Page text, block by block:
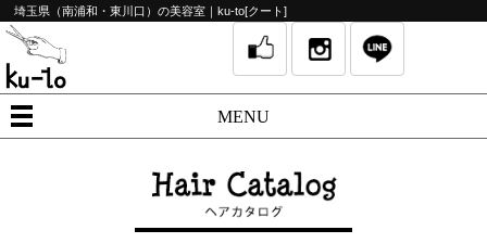
埼玉県（南浦和・東川口）の美容室｜ku-to[クート]
MENU